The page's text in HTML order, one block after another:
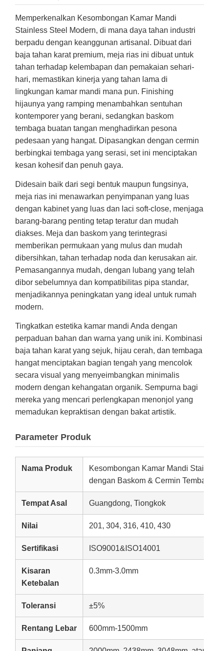
Memperkenalkan Kesombongan Kamar Mandi
Stainless Steel Modern, di mana daya tahan industri
berpadu dengan keanggunan artisanal. Dibuat dari
baja tahan karat premium, meja rias ini dibuat untuk
tahan terhadap kelembapan dan pemakaian sehari-
hari, memastikan kinerja yang tahan lama di
lingkungan kamar mandi mana pun. Finishing
hijaunya yang ramping menambahkan sentuhan
kontemporer yang berani, sedangkan baskom
tembaga buatan tangan menghadirkan pesona
pedesaan yang hangat. Dipasangkan dengan cermin
berbingkai tembaga yang serasi, set ini menciptakan
kesan kohesif dan penuh gaya.
Didesain baik dari segi bentuk maupun fungsinya,
meja rias ini menawarkan penyimpanan yang luas
dengan kabinet yang luas dan laci soft-close, menjaga
barang-barang penting tetap teratur dan mudah
diakses. Meja dan baskom yang terintegrasi
memberikan permukaan yang mulus dan mudah
dibersihkan, tahan terhadap noda dan kerusakan air.
Pemasangannya mudah, dengan lubang yang telah
dibor sebelumnya dan kompatibilitas pipa standar,
menjadikannya peningkatan yang ideal untuk rumah
modern.
Tingkatkan estetika kamar mandi Anda dengan
perpaduan bahan dan warna yang unik ini. Kombinasi
baja tahan karat yang sejuk, hijau cerah, dan tembaga
hangat menciptakan bagian tengah yang mencolok
secara visual yang menyeimbangkan minimalis
modern dengan kehangatan organik. Sempurna bagi
mereka yang mencari perlengkapan menonjol yang
memadukan kepraktisan dengan bakat artistik.
Parameter Produk
Nama Produk
Kesombongan Kamar Mandi
dengan Baskom & Cermin Tembaga
Tempat Asal Guangdong, Tiongkok
Nilai 201, 304, 316, 410, 430
Sertifikasi ISO9001&ISO14001
Kisaran
Ketebalan
0.3mm-3.0mm
Toleransi ±5%
Rentang Lebar 600mm-1500mm